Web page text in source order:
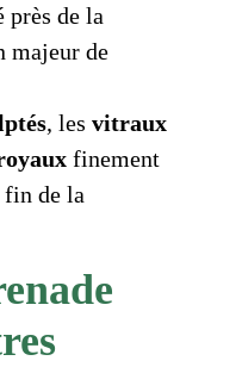
près de la
majeur de
, les vitraux
finement
de la